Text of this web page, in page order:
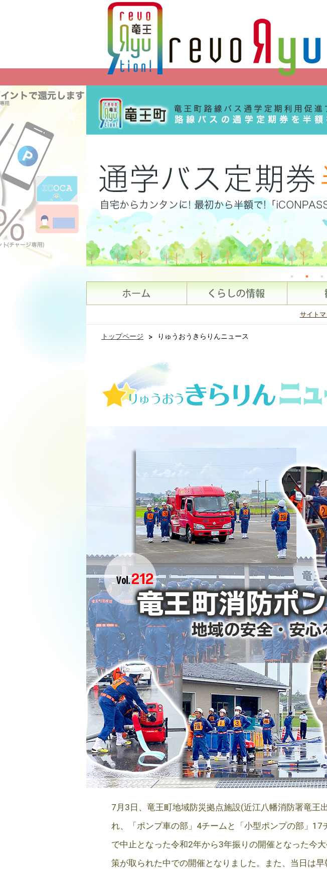
サイト
トップページ > りゅうおうきらりんニュース
7月3日、竜王町地域防災拠点施設(近江八幡消防署竜王
れ、「ポンプ車の部」4チームと「小型ポンプの部」
で中止となった令和2年から3年振りの開催となった今
策が取られた中での開催となりました。また、当日は